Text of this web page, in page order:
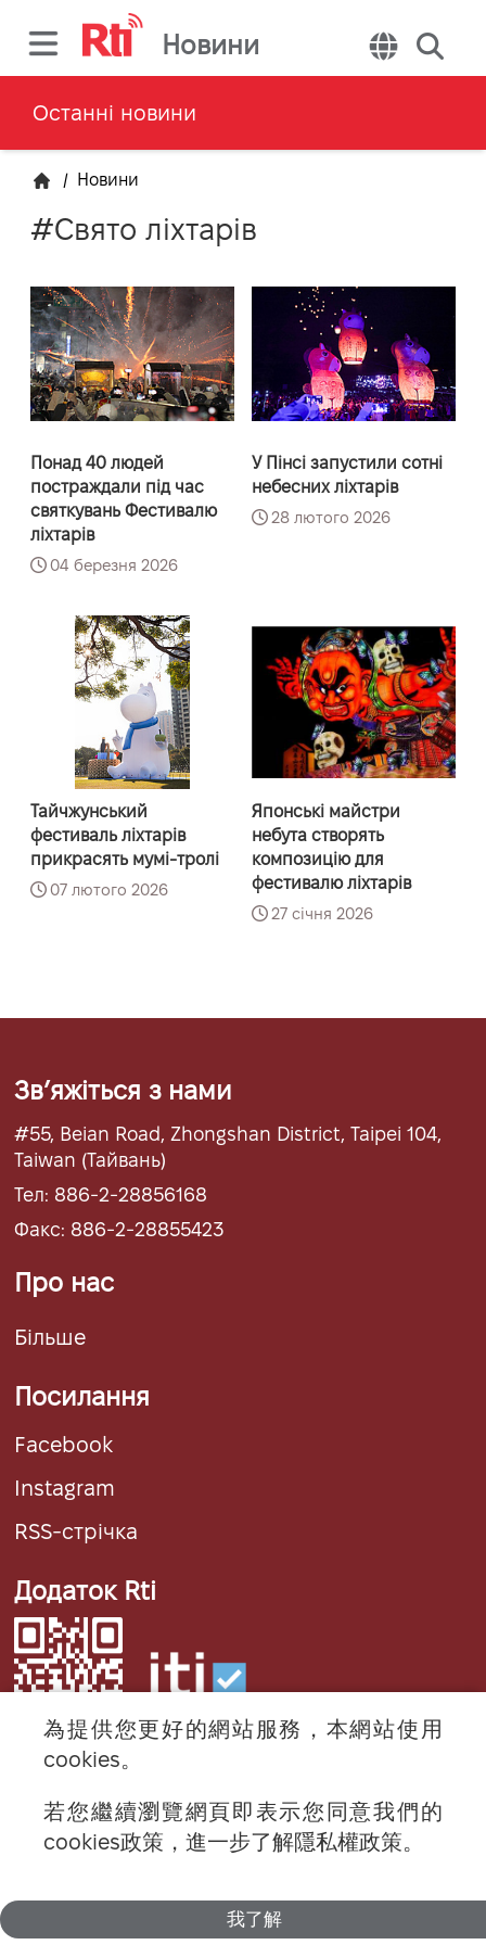
Новини
Останні новини
/ Новини
#Свято ліхтарів
Понад 40 людей
постраждали під час
святкувань Фестивалю
ліхтарів
04 березня 2026
У Пінсі запустили сотні
небесних ліхтарів
28 лютого 2026
Тайчжунський
фестиваль ліхтарів
прикрасять мумі-тролі
07 лютого 2026
Японські майстри
небута створять
композицію для
фестивалю ліхтарів
27 січня 2026
Звʼяжіться з нами
#55, Beian Road, Zhongshan District, Taipei 104,
Taiwan (Тайвань)
Тел: 886-2-28856168
Факс: 886-2-28855423
Про нас
Більше
Посилання
Facebook
Instagram
RSS-стрічка
Додаток Rti
© 2024 RTI (Radio Taiwan International).
All rights reserved.
為提供您更好的網站服務，本網站使用
cookies。
若您繼續瀏覽網頁即表示您同意我們的
cookies政策，進一步了解隱私權政策。
我了解